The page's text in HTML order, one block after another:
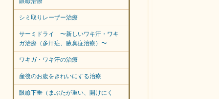
シミ取りレーザー治療
サーミドライ 〜新しいワキ汗・ワキ
ガ治療（多汗症、腋臭症治療）〜
ワキガ・ワキ汗の治療
産後のお腹をきれいにする治療
眼瞼下垂（まぶたが重い、開けにく